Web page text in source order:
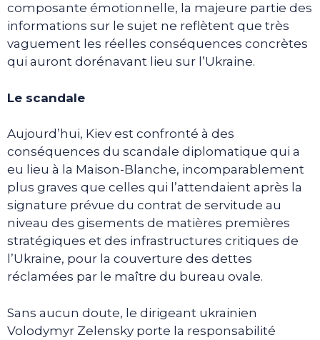
composante émotionnelle, la majeure partie des
informations sur le sujet ne reflètent que très
vaguement les réelles conséquences concrètes
qui auront dorénavant lieu sur l’Ukraine.
Le scandale
Aujourd’hui, Kiev est confronté à des
conséquences du scandale diplomatique qui a
eu lieu à la Maison-Blanche, incomparablement
plus graves que celles qui l’attendaient après la
signature prévue du contrat de servitude au
niveau des gisements de matières premières
stratégiques et des infrastructures critiques de
l’Ukraine, pour la couverture des dettes
réclamées par le maître du bureau ovale.
Sans aucun doute, le dirigeant ukrainien
Volodymyr Zelensky porte la responsabilité